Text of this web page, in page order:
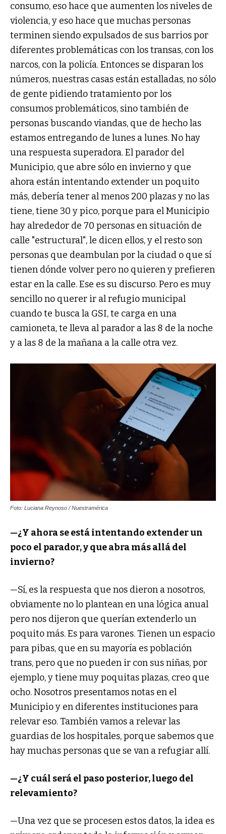
consumo, eso hace que aumenten los niveles de
violencia, y eso hace que muchas personas
terminen siendo expulsados de sus barrios por
diferentes problemáticas con los transas, con los
narcos, con la policía. Entonces se disparan los
números, nuestras casas están estalladas, no sólo
de gente pidiendo tratamiento por los
consumos problemáticos, sino también de
personas buscando viandas, que de hecho las
estamos entregando de lunes a lunes. No hay
una respuesta superadora. El parador del
Municipio, que abre sólo en invierno y que
ahora están intentando extender un poquito
más, debería tener al menos 200 plazas y no las
tiene, tiene 30 y pico, porque para el Municipio
hay alrededor de 70 personas en situación de
calle "estructural", le dicen ellos, y el resto son
personas que deambulan por la ciudad o que sí
tienen dónde volver pero no quieren y prefieren
estar en la calle. Ese es su discurso. Pero es muy
sencillo no querer ir al refugio municipal
cuando te busca la GSI, te carga en una
camioneta, te lleva al parador a las 8 de la noche
y a las 8 de la mañana a la calle otra vez.
Foto: Luciana Reynoso / Nuestramérica
—¿Y ahora se está intentando extender un
poco el parador, y que abra más allá del
invierno?
—Sí, es la respuesta que nos dieron a nosotros,
obviamente no lo plantean en una lógica anual
pero nos dijeron que querían extenderlo un
poquito más. Es para varones. Tienen un espacio
para pibas, que en su mayoría es población
trans, pero que no pueden ir con sus niñas, por
ejemplo, y tiene muy poquitas plazas, creo que
ocho. Nosotros presentamos notas en el
Municipio y en diferentes instituciones para
relevar eso. También vamos a relevar las
guardias de los hospitales, porque sabemos que
hay muchas personas que se van a refugiar allí.
—¿Y cuál será el paso posterior, luego del
relevamiento?
—Una vez que se procesen estos datos, la idea es